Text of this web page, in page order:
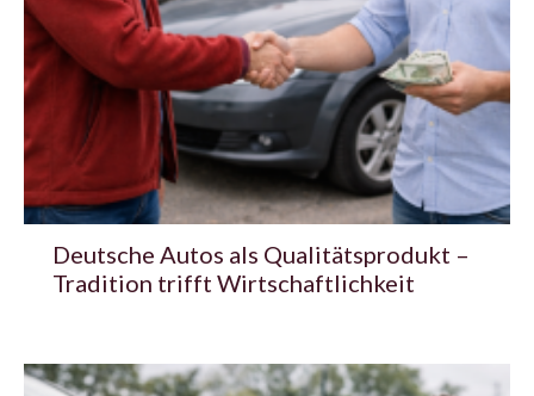
Deutsche Autos als Qualitätsprodukt –
Tradition trifft Wirtschaftlichkeit